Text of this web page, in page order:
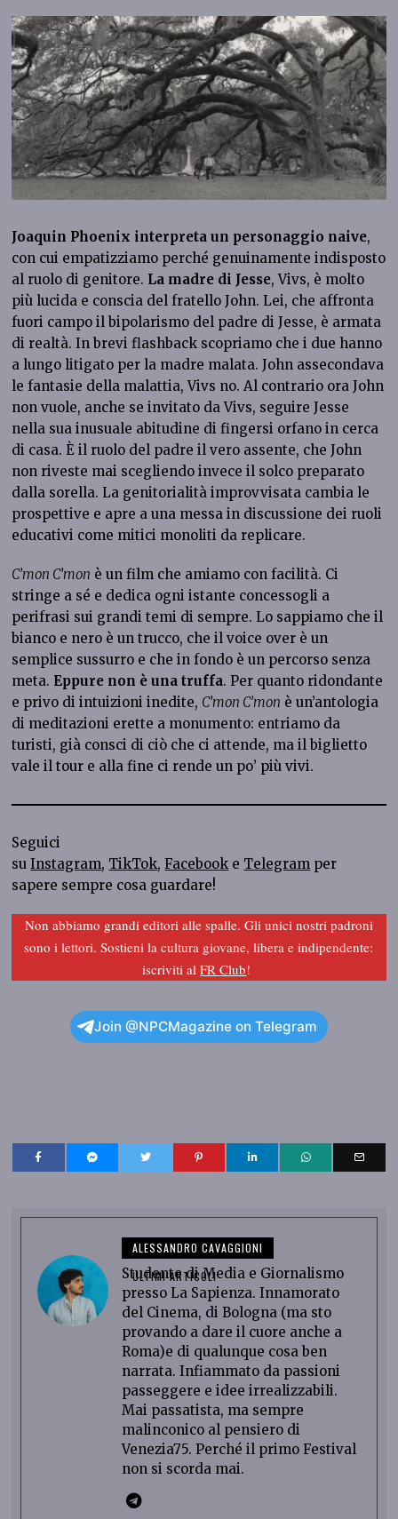
Joaquin Phoenix interpreta un personaggio naive,
con cui empatizziamo perché genuinamente indisposto
al ruolo di genitore. La madre di Jesse, Vivs, è molto
più lucida e conscia del fratello John. Lei, che affronta
fuori campo il bipolarismo del padre di Jesse, è armata
di realtà. In brevi flashback scopriamo che i due hanno
a lungo litigato per la madre malata. John assecondava
le fantasie della malattia, Vivs no. Al contrario ora John
non vuole, anche se invitato da Vivs, seguire Jesse
nella sua inusuale abitudine di fingersi orfano in cerca
di casa. È il ruolo del padre il vero assente, che John
non riveste mai scegliendo invece il solco preparato
dalla sorella. La genitorialità improvvisata cambia le
prospettive e apre a una messa in discussione dei ruoli
educativi come mitici monoliti da replicare.
C’mon C’mon è un film che amiamo con facilità. Ci
stringe a sé e dedica ogni istante concessogli a
perifrasi sui grandi temi di sempre. Lo sappiamo che il
bianco e nero è un trucco, che il voice over è un
semplice sussurro e che in fondo è un percorso senza
meta. Eppure non è una truffa. Per quanto ridondante
e privo di intuizioni inedite, C’mon C’mon è un’antologia
di meditazioni erette a monumento: entriamo da
turisti, già consci di ciò che ci attende, ma il biglietto
vale il tour e alla fine ci rende un po’ più vivi.
Seguici
suInstagram, TikTok,Facebook e Telegram per
sapere sempre cosa guardare!
Non abbiamo grandi editori alle spalle. Gli unici nostri padroni
sono i lettori. Sostieni la cultura giovane, libera e indipendente:
iscriviti alFR Club!
Join @NPCMagazine on Telegram
ALESSANDRO CAVAGGIONI
ULTIMI ARTICOLI
Studente di Media e Giornalismo
presso La Sapienza. Innamorato
del Cinema, di Bologna (ma sto
provando a dare il cuore anche a
Roma)e di qualunque cosa ben
narrata. Infiammato da passioni
passeggere e idee irrealizzabili.
Mai passatista, ma sempre
malinconico al pensiero di
Venezia75. Perché il primo Festival
non si scorda mai.